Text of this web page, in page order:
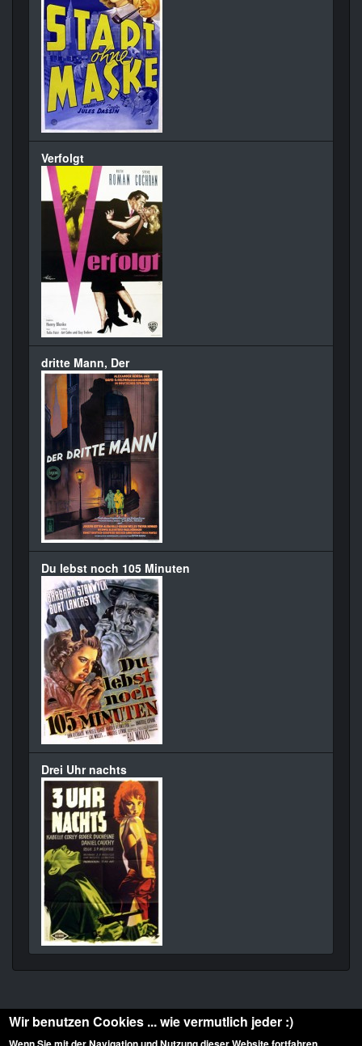
Verfolgt
dritte Mann, Der
Du lebst noch 105 Minuten
Drei Uhr nachts
Wir benutzen Cookies ... wie vermutlich jeder :)